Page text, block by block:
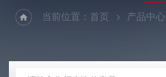
当前位置：首页 产品中心